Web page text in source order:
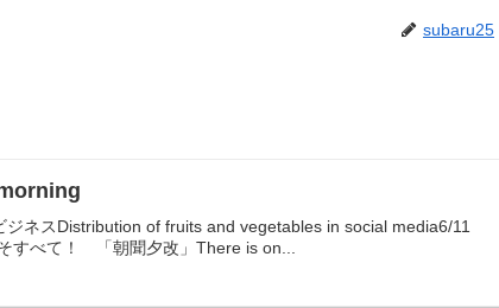
subaru25
ジネスDistribution of fruits and vegetables in social media6/11
べて！ 「朝聞夕改」There is on...